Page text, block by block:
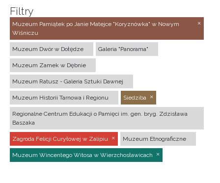
Filtry
Muzeum Pamiątek po Janie Matejce "Koryznówka" w Nowym
Wiśniczu
Muzeum Dwór w Dołędze Galeria "Panorama"
Muzeum Zamek w Dębnie
Muzeum Ratusz - Galeria Sztuki Dawnej
Muzeum Historii Tarnowa i Regionu Siedziba
Regionalne Centrum Edukacji o Pamięci im. gen. bryg. Zdzisława
Baszaka
Zagroda Felicji Curyłowej w Zalipiu Muzeum Etnograficzne
Muzeum Wincentego Witosa w Wierzchosławicach